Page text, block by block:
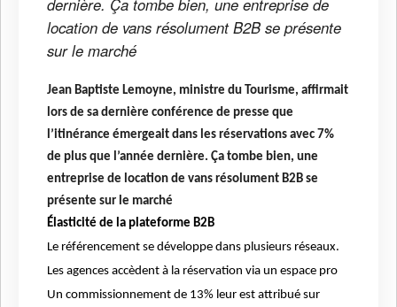
dernière. Ça tombe bien, une entreprise de
location de vans résolument B2B se présente
sur le marché
Jean Baptiste Lemoyne, ministre du Tourisme, affirmait
lors de sa dernière conférence de presse que
l’itinérance émergeait dans les réservations avec 7%
de plus que l’année dernière. Ça tombe bien, une
entreprise de location de vans résolument B2B se
présente sur le marché
Élasticité de la plateforme B2B
Le référencement se développe dans plusieurs réseaux.
Les agences accèdent à la réservation via un espace pro
Un commissionnement de 13% leur est attribué sur